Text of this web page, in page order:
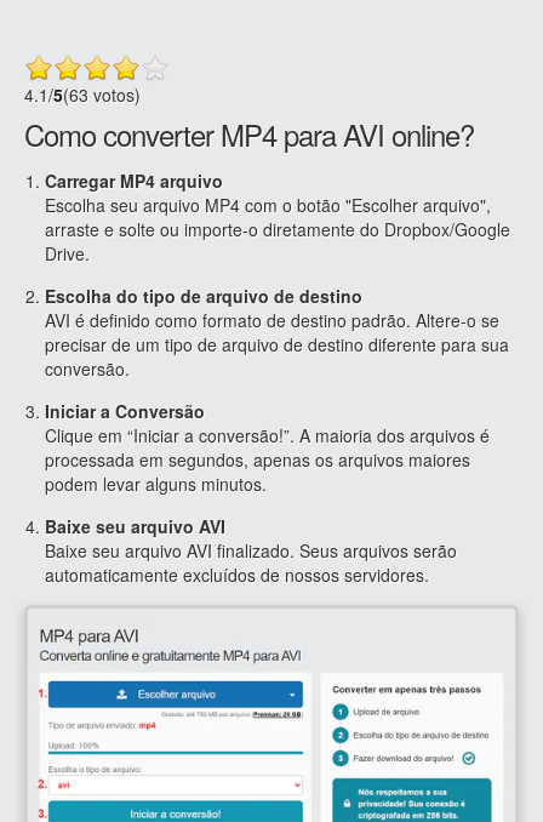
4.1/5(63 votos)
Como converter MP4 para AVI online?
Carregar MP4 arquivo
Escolha seu arquivo MP4 com o botão "Escolher arquivo",
arraste e solte ou importe-o diretamente do Dropbox/Google
Drive.
Escolha do tipo de arquivo de destino
AVI é definido como formato de destino padrão. Altere-o se
precisar de um tipo de arquivo de destino diferente para sua
conversão.
Iniciar a Conversão
Clique em “Iniciar a conversão!”. A maioria dos arquivos é
processada em segundos, apenas os arquivos maiores
podem levar alguns minutos.
Baixe seu arquivo AVI
Baixe seu arquivo AVI finalizado. Seus arquivos serão
automaticamente excluídos de nossos servidores.